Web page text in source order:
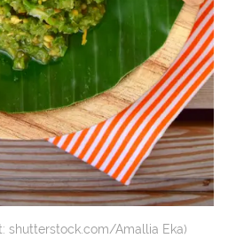
shutterstock.com/Amallia Eka)